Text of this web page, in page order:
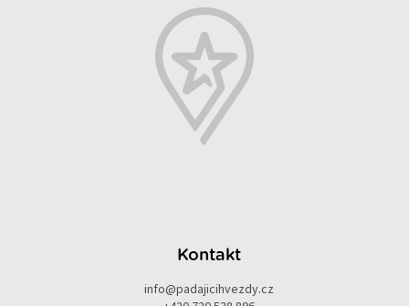
Kontakt
info@padajicihvezdy.cz